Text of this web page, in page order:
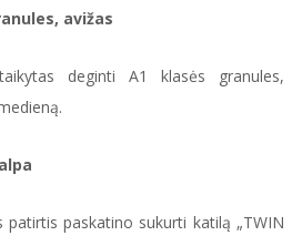
avižas
deginti A1 klasės granules,
paskatino sukurti katilą „TWIN